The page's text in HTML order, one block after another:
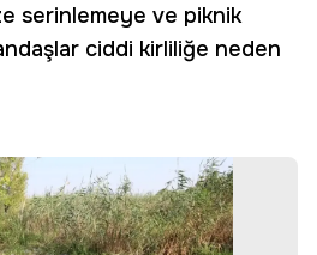
serinlemeye ve piknik
ciddi kirliliğe neden